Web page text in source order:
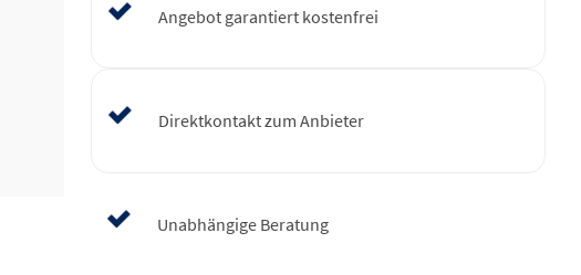
Angebot garantiert kostenfrei
Direktkontakt zum Anbieter
Unabhängige Beratung